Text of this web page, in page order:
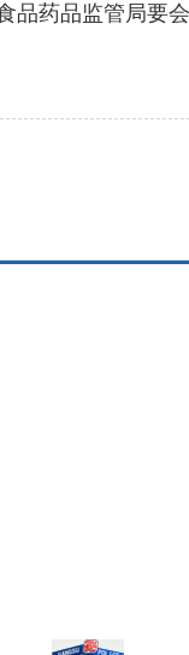
品药品监管局要